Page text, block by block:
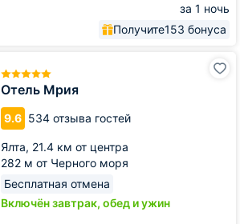
за 1 ночь
Получите153 бонуса
Отель Мрия
9.6 534 отзыва гостей
Ялта, 21.4 км от центра
282 м от Черного моря
Бесплатная отмена
Включён завтрак, обед и ужин